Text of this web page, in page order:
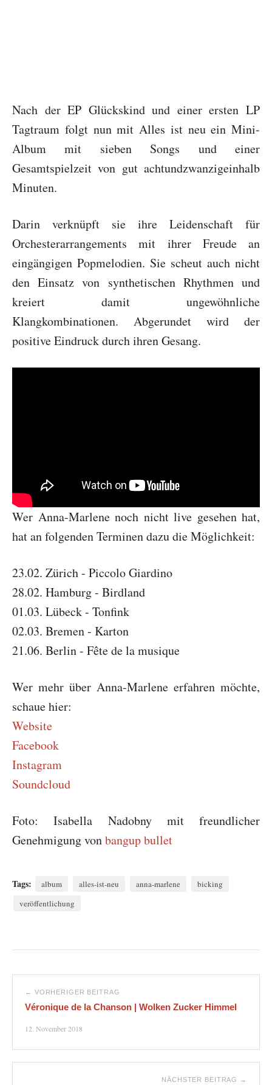
Nach der EP Glückskind und einer ersten LP
Tagtraum folgt nun mit Alles ist neu ein Mini-
Album mit sieben Songs und einer
Gesamtspielzeit von gut achtundzwanzigeinhalb
Minuten.
Darin verknüpft sie ihre Leidenschaft für
Orchesterarrangements mit ihrer Freude an
eingängigen Popmelodien. Sie scheut auch nicht
den Einsatz von synthetischen Rhythmen und
kreiert damit ungewöhnliche
Klangkombinationen. Abgerundet wird der
positive Eindruck durch ihren Gesang.
Wer Anna-Marlene noch nicht live gesehen hat,
hat an folgenden Terminen dazu die Möglichkeit:
23.02. Zürich - Piccolo Giardino
28.02. Hamburg - Birdland
01.03. Lübeck - Tonfink
02.03. Bremen - Karton
21.06. Berlin - Fête de la musique
Wer mehr über Anna-Marlene erfahren möchte,
schaue hier:
Website
Facebook
Instagram
Soundcloud
Foto: Isabella Nadobny mit freundlicher
Genehmigung vonbangup bullet
Tags: album alles-ist-neu anna-marlene
bicking
veröffentlichung
← VORHERIGER BEITRAG
Véronique de la Chanson | Wolken Zucker Himmel
12. November 2018
NÄCHSTER BEITRAG →